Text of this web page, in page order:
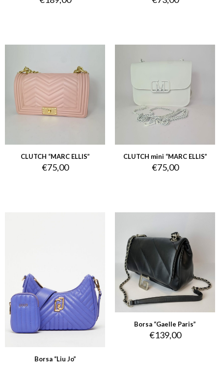
CLUTCH “MARC ELLIS”
€75,00
CLUTCH mini “MARC ELLIS”
€75,00
Borsa “Liu Jo”
Borsa “Gaelle Paris”
€139,00